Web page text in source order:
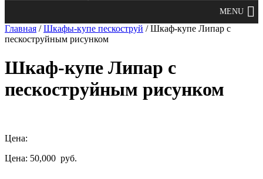
Главная /Шкафы-купе пескоструй / Шкаф-купе Липар с
пескоструйным рисунком
Шкаф-купе Липар с
пескоструйным рисунком
Цена:
Цена: 50,000 руб.